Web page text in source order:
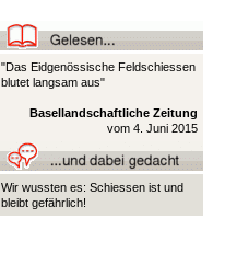
"Das Eidgenössische Feldschiessen
blutet langsam aus"
Basellandschaftliche Zeitung
vom 4. Juni 2015
Wir wussten es: Schiessen ist und
bleibt gefährlich!